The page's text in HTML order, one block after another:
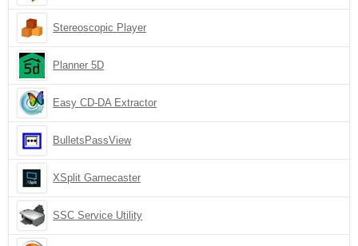
Stereoscopic Player
Planner 5D
Easy CD-DA Extractor
BulletsPassView
XSplit Gamecaster
SSC Service Utility